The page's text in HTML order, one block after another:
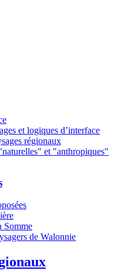
et logiques d’interface
régionaux
et "anthropiques"
Somme
de Walonnie